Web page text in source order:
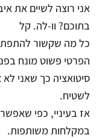
אני רוצה לשיים את
בתוכם? וו-לה. קל
כל מה שקשור
הפרטי פשוט מונח
סיטואציה כך שאני
לשטיח.
אז בעיניי, כפי
במקלחות משותפות.